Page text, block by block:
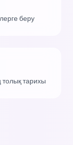
беру
толық тарихы